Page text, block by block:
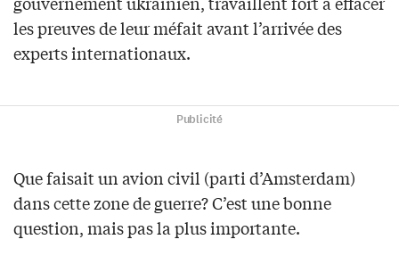
les preuves de leur méfait avant l’arrivée des
experts internationaux.
Publicité
Que faisait un avion civil (parti d’Amsterdam)
dans cette zone de guerre? C’est une bonne
question, mais pas la plus importante.